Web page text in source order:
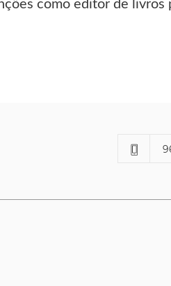
como editor de